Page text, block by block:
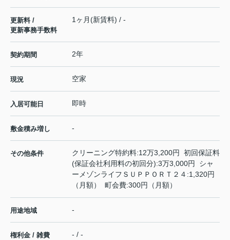
更新料 /
更新事務手数料
1ヶ月(新賃料) / -
契約期間 2年
現況 空家
入居可能日 即時
敷金積み増し -
その他条件
クリーニング特約料:12万3,200円 初回保証料
(保証会社利用料の初回分):3万3,000円 シャ
ーメゾンライフＳＵＰＰＯＲＴ２４:1,320円
（月額） 町会費:300円（月額）
用途地域 -
権利金 / 雑費 - / -